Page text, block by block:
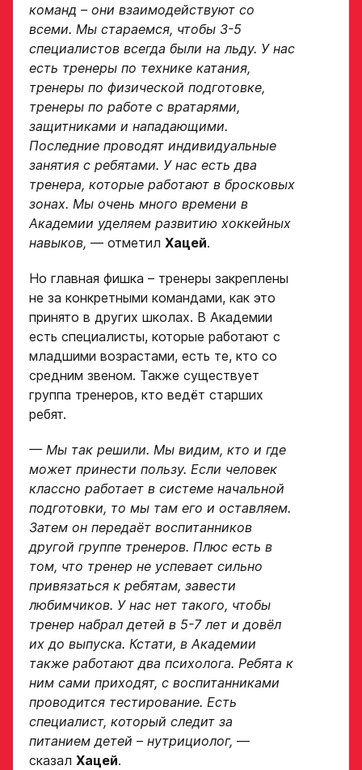
команд – они взаимодействуют со
всеми. Мы стараемся, чтобы 3-5
специалистов всегда были на льду. У нас
есть тренеры по технике катания,
тренеры по физической подготовке,
тренеры по работе с вратарями,
защитниками и нападающими.
Последние проводят индивидуальные
занятия с ребятами. У нас есть два
тренера, которые работают в бросковых
зонах. Мы очень много времени в
Академии уделяем развитию хоккейных
навыков, — отметил Хацей.
Но главная фишка – тренеры закреплены
не за конкретными командами, как это
принято в других школах. В Академии
есть специалисты, которые работают с
младшими возрастами, есть те, кто со
средним звеном. Также существует
группа тренеров, кто ведёт старших
ребят.
— Мы так решили. Мы видим, кто и где
может принести пользу. Если человек
классно работает в системе начальной
подготовки, то мы там его и оставляем.
Затем он передаёт воспитанников
другой группе тренеров. Плюс есть в
том, что тренер не успевает сильно
привязаться к ребятам, завести
любимчиков. У нас нет такого, чтобы
тренер набрал детей в 5-7 лет и довёл
их до выпуска. Кстати, в Академии
также работают два психолога. Ребята к
ним сами приходят, с воспитанниками
проводится тестирование. Есть
специалист, который следит за
питанием детей – нутрициолог, —
сказал Хацей.
Заявка
на просмотр
в Хоккейную
Академию
«Авангард»
ФИО игрока
Дата рождения игрока
полностью
Рост, вес игрока
Опыт игры в хоккей
Амплуа игрока
если опыта игры нет,
оставьте это поле пустым
ФИО законного
представителя
Номер телефона
законного
представителя
ФИО игрока
Дата рождения игрока
полностью
Рост игрока
Вес игрока
Амплуа игрока
Ссылка на профиль
игрока на сайте r-
hockey или trackhockey
Обращаем внимание: опыт
выступления в Первенстве
округов (https://fhr.ru/hockey-
of-russia/docs/youthcomp/
подаёт заявку.
Название школы /
команды, за которую
играет спортсмен
в настоящее время
Хват клюшки
Нарезки игровых смен
СПАСИБО ЗА ЗАЯВКУ!
Если данные ученика соответствуют
требованиям для обучения в Академии, мы
свяжемся с вами в течение 5 рабочих дней.
Ok